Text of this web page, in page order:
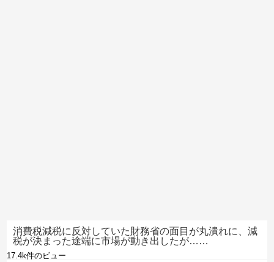
消費税減税に反対していた財務省の面目が丸潰れに、減
税が決まった途端に市場が動き出したが……
17.4k件のビュー